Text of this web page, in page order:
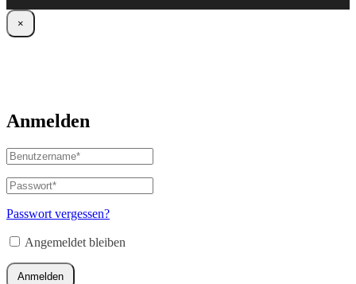
×
Anmelden
Benutzername
oder
E-
Mail-
Adresse*
Passwort*
Erforderlich
Passwort vergessen?
Angemeldet bleiben
Anmelden